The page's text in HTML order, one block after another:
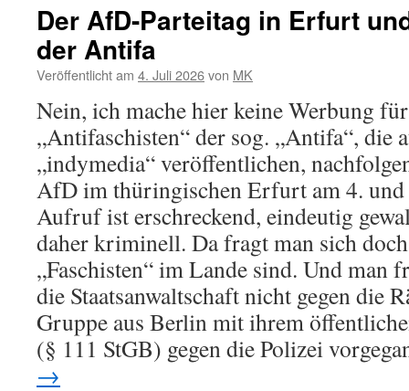
Der AfD-Parteitag in Erfurt
der Antifa
Veröffentlicht am 4. Juli 2026von MK
Nein, ich mache hier keine Werbung
„Antifaschisten“ der sog. „Antifa“, die
„indymedia“ veröffentlichen,
AfD im thüringischen Erfurt am 4. und
Aufruf ist erschreckend, eindeutig
daher kriminell. Da fragt man sich
„Faschisten“ im Lande sind. Und man
die Staatsanwaltschaft nicht gegen die
Gruppe aus Berlin mit ihrem
(§ 111 StGB) gegen die Polizei
→